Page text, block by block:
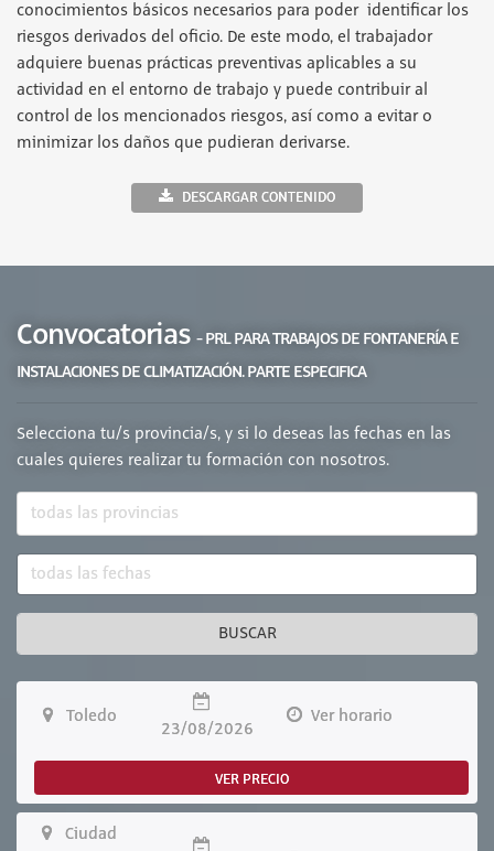
conocimientos básicos necesarios para poder identificar los
riesgos derivados del oficio. De este modo, el trabajador
adquiere buenas prácticas preventivas aplicables a su
actividad en el entorno de trabajo y puede contribuir al
control de los mencionados riesgos, así como a evitar o
minimizar los daños que pudieran derivarse.
DESCARGAR CONTENIDO
Convocatorias - PRL PARA TRABAJOS DE FONTANERÍA E
INSTALACIONES DE CLIMATIZACIÓN. PARTE ESPECIFICA
Selecciona tu/s provincia/s, y si lo deseas las fechas en las
cuales quieres realizar tu formación con nosotros.
BUSCAR
Toledo
23/08/2026
Ver horario
VER PRECIO
Ciudad